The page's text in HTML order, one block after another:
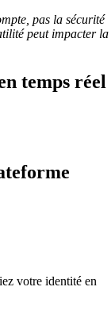
pas la sécurité
peut impacter la
temps réel
votre identité en